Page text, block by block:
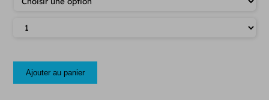
Quantité
Ajouter au panier